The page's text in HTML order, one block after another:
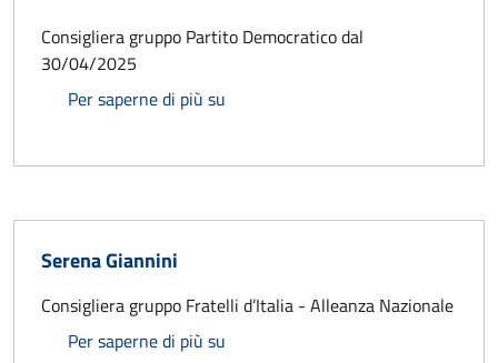
Consigliera gruppo Partito Democratico dal
30/04/2025
Per saperne di più su
Serena Giannini
Consigliera gruppo Fratelli d’Italia - Alleanza Nazionale
Per saperne di più su